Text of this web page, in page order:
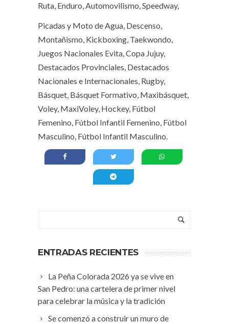
Ruta, Enduro, Automovilismo, Speedway,
Picadas y Moto de Agua, Descenso,
Montañismo, Kickboxing, Taekwondo,
Juegos Nacionales Evita, Copa Jujuy,
Destacados Provinciales, Destacados
Nacionales e Internacionales, Rugby,
Básquet, Básquet Formativo, Maxibásquet,
Voley, MaxiVoley, Hockey, Fútbol
Femenino, Fútbol Infantil Femenino, Fútbol
Masculino, Fútbol Infantil Masculino.
ENTRADAS RECIENTES
La Peña Colorada 2026 ya se vive en
San Pedro: una cartelera de primer nivel
para celebrar la música y la tradición
Se comenzó a construir un muro de